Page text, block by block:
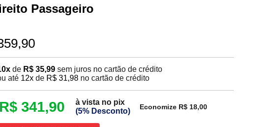
Passageiro
de R$ 35,99 sem juros no cartão de crédito
até 12x de R$ 31,98 no cartão de crédito
R$ 341,90
à vista no pix
(5% Desconto)
Economize R$ 18,00